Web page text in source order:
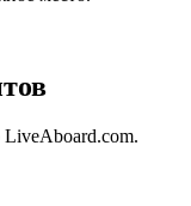
LiveAboard.com.